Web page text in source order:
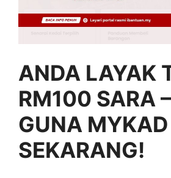
ANDA LAYAK
RM100 SARA
GUNA MYKAD
SEKARANG!